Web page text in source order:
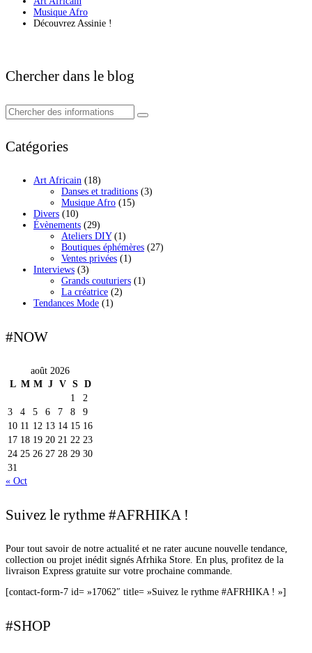
Musique Afro
Découvrez Assinie !
Chercher dans le blog
Catégories
Art Africain (18)
Danses et traditions (3)
Musique Afro (15)
Divers (10)
Évènements (29)
Ateliers DIY (1)
Boutiques éphémères (27)
Ventes privées (1)
Interviews (3)
Grands couturiers (1)
La créatrice (2)
Tendances Mode (1)
#NOW
août 2026
L M M J V S D
1
2
3
4 5 6 7 8
9
10 11 12 13 14 15 16
17 18 19 20 21 22 23
24 25 26 27 28 29 30
31
« Oct
Suivez le rythme #AFRHIKA !
Pour tout savoir de notre actualité et ne rater aucune nouvelle tendance,
collection ou projet inédit signés Afrhika Store. En plus, profitez de la
livraison Express gratuite sur votre prochaine commande.
[contact-form-7 id= »17062″ title= »Suivez le rythme #AFRHIKA ! »]
#SHOP